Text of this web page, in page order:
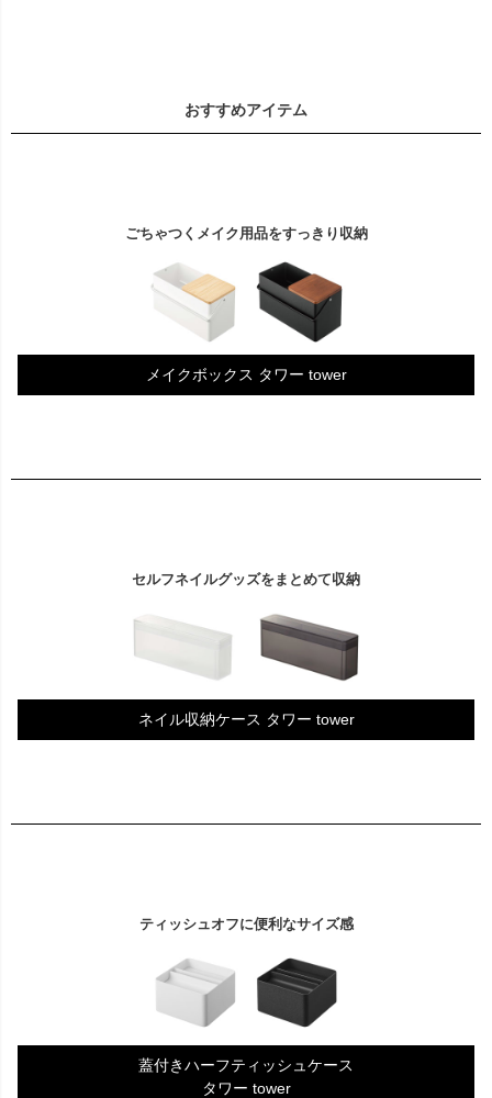
おすすめアイテム
ごちゃつくメイク用品をすっきり収納
メイクボックス タワー tower
セルフネイルグッズをまとめて収納
ネイル収納ケース タワー tower
ティッシュオフに便利なサイズ感
蓋付きハーフティッシュケース
タワー tower